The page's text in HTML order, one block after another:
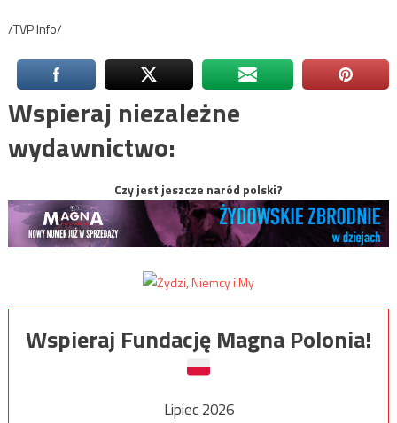
/TVP Info/
Wspieraj niezależne
wydawnictwo:
Czy jest jeszcze naród polski?
Wspieraj Fundację Magna Polonia!
Lipiec 2026